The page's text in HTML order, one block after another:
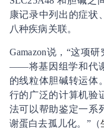
康记录中列出的症状
八种疾病关联。
Gamazon说，“这项
——将基因组学和代
的线粒体胆碱转运体
行的广泛的计算机验
法可以帮助鉴定一系
谢蛋白去孤儿化。”（